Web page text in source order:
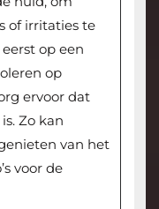
of irritaties te
op een
op
ervoor dat
Zo kan
van het
voor de